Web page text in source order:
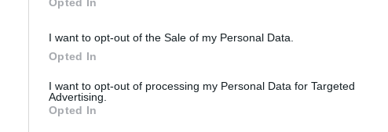
I want to opt-out of the Sale of my Personal Data.
Opted In
I want to opt-out of processing my Personal Data for Targeted
Advertising.
Opted In